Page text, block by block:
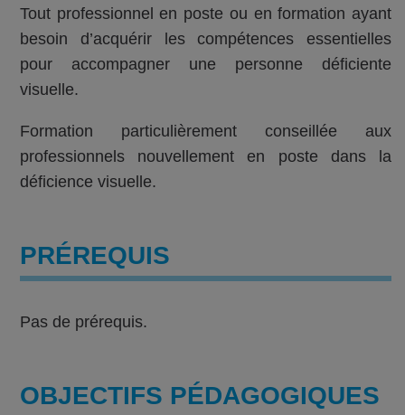
Tout professionnel en poste ou en formation ayant
besoin d’acquérir les compétences essentielles
pour accompagner une personne déficiente
visuelle.
Formation particulièrement conseillée aux
professionnels nouvellement en poste dans la
déficience visuelle.
PRÉREQUIS
Pas de prérequis.
OBJECTIFS PÉDAGOGIQUES